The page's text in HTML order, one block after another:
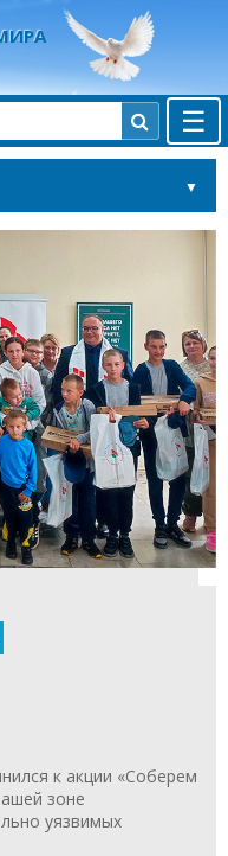
☰

к акции «Соберем
зоне
уязвимых